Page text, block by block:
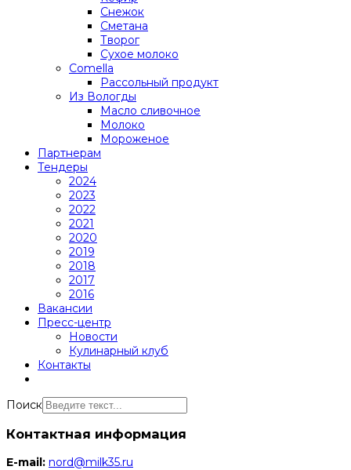
Снежок
Сметана
Творог
Сухое молоко
Comеlla
Рассольный продукт
Из Вологды
Масло сливочное
Молоко
Мороженое
Партнерам
Тендеры
2024
2023
2022
2021
2020
2019
2018
2017
2016
Вакансии
Пресс-центр
Новости
Кулинарный клуб
Контакты
Поиск
Контактная информация
E-mail: nord@milk35.ru